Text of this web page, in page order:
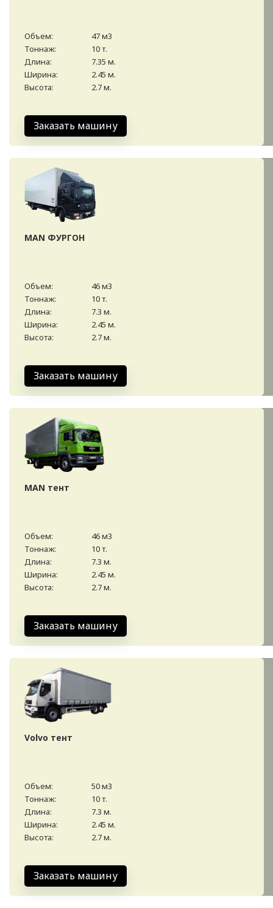
Объем:
47 м3
Тоннаж:
10 т.
Длина:
7.35 м.
Ширина:
2.45 м.
Высота:
2.7 м.
Заказать машину
MAN ФУРГОН
Объем:
46 м3
Тоннаж:
10 т.
Длина:
7.3 м.
Ширина:
2.45 м.
Высота:
2.7 м.
Заказать машину
MAN тент
Объем:
46 м3
Тоннаж:
10 т.
Длина:
7.3 м.
Ширина:
2.45 м.
Высота:
2.7 м.
Заказать машину
Volvo тент
Объем:
50 м3
Тоннаж:
10 т.
Длина:
7.3 м.
Ширина:
2.45 м.
Высота:
2.7 м.
Заказать машину